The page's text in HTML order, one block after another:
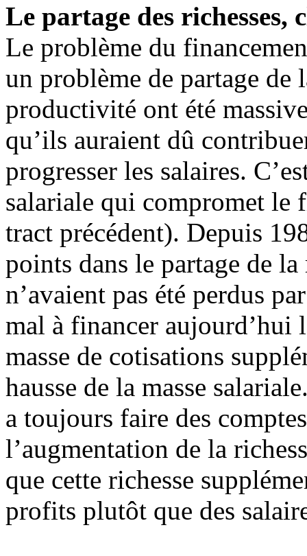
Le partage des richesses,
Le problème du
un problème de partage de
productivité ont été
qu’ils auraient dû
progresser les salaires.
salariale qui compromet le
tract précédent). Depuis
points dans le partage de
n’avaient pas été perdus
mal à financer aujourd’hui
masse de cotisations
hausse de la masse
a toujours faire des
l’augmentation de la
que cette richesse
profits plutôt que des